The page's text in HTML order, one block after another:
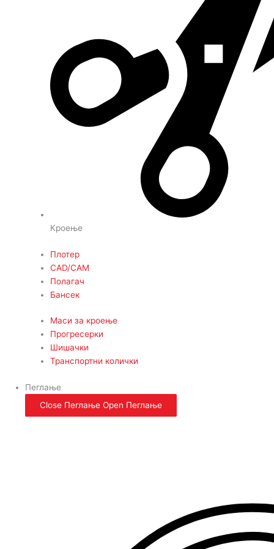
Кроење
Плотер
CAD/CAM
Полагач
Бансек
Маси за кроење
Прогресерки
Шишачки
Транспортни колички
Пеглање
Close Пеглање Open Пеглање